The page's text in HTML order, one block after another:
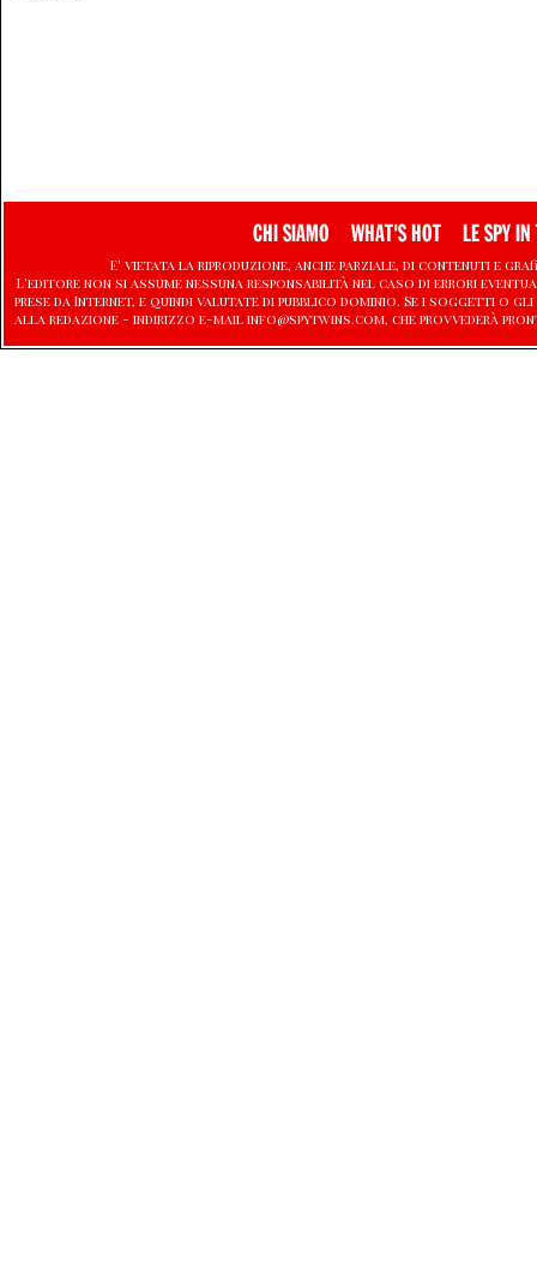
CHI SIAMO WHAT'S HOT LE SPY IN
E' vietata la riproduzione, anche parziale, di contenuti e
L'editore non si assume nessuna responsabilità nel caso di errori
prese da Internet, e quindi valutate di pubblico dominio. Se i soggetti
alla redazione - indirizzo e-mail info@spytwins.com, che provvederà